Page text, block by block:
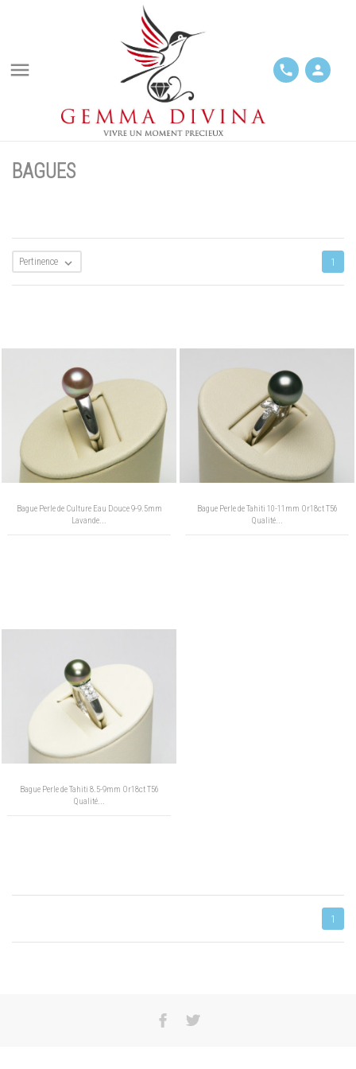
 phone person
BAGUES
Pertinence  1
Bague Perle de Culture Eau Douce 9-9.5mm
Lavande...
Bague Perle de Tahiti 10-11mm Or18ct T56
Qualité...
Bague Perle de Tahiti 8.5-9mm Or18ct T56
Qualité...
1